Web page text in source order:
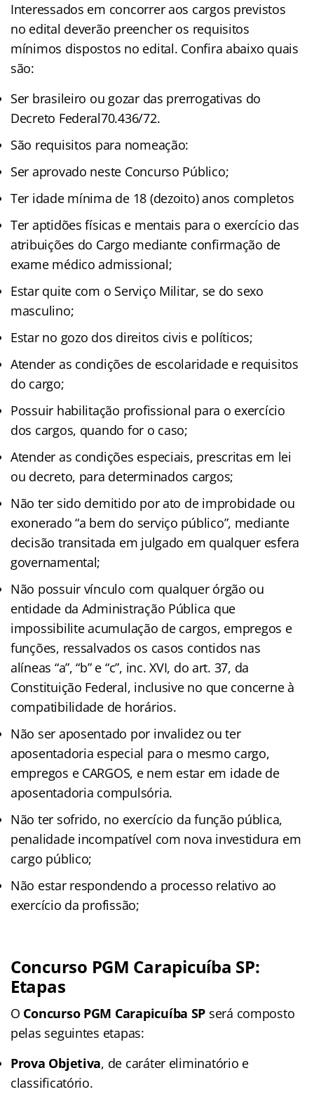
Interessados em concorrer aos cargos previstos
no edital deverão preencher os requisitos
mínimos dispostos no edital. Confira abaixo quais
são:
Ser brasileiro ou gozar das prerrogativas do
Decreto Federal70.436/72.
São requisitos para nomeação:
Ser aprovado neste Concurso Público;
Ter idade mínima de 18 (dezoito) anos completos
Ter aptidões físicas e mentais para o exercício das
atribuições do Cargo mediante confirmação de
exame médico admissional;
Estar quite com o Serviço Militar, se do sexo
masculino;
Estar no gozo dos direitos civis e políticos;
Atender as condições de escolaridade e requisitos
do cargo;
Possuir habilitação profissional para o exercício
dos cargos, quando for o caso;
Atender as condições especiais, prescritas em lei
ou decreto, para determinados cargos;
Não ter sido demitido por ato de improbidade ou
exonerado “a bem do serviço público”, mediante
decisão transitada em julgado em qualquer esfera
governamental;
Não possuir vínculo com qualquer órgão ou
entidade da Administração Pública que
impossibilite acumulação de cargos, empregos e
funções, ressalvados os casos contidos nas
alíneas “a”, “b” e “c”, inc. XVI, do art. 37, da
Constituição Federal, inclusive no que concerne à
compatibilidade de horários.
Não ser aposentado por invalidez ou ter
aposentadoria especial para o mesmo cargo,
empregos e CARGOS, e nem estar em idade de
aposentadoria compulsória.
Não ter sofrido, no exercício da função pública,
penalidade incompatível com nova investidura em
cargo público;
Não estar respondendo a processo relativo ao
exercício da profissão;
Concurso PGM Carapicuíba SP:
Etapas
O Concurso PGM Carapicuíba SP será composto
pelas seguintes etapas:
Prova Objetiva, de caráter eliminatório e
classificatório.